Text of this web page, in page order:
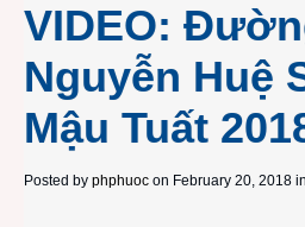
VIDEO:
Nguyễn Huệ
Mậu Tuất
Posted by phphuoc on February 20, 2018 in